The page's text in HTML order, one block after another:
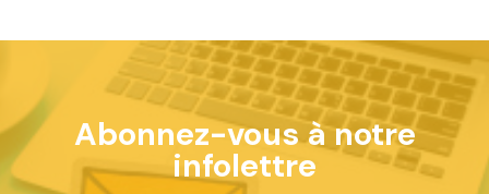
Abonnez-vous à notre
infolettre